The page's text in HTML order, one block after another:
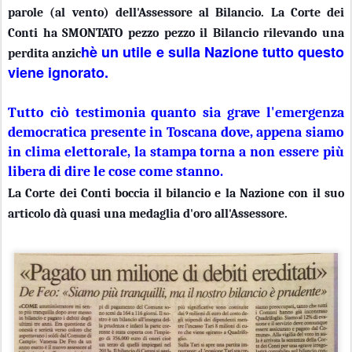
parole (al vento) dell'Assessore al Bilancio. La Corte dei
Conti ha SMONTATO pezzo pezzo il Bilancio rilevando una
perdita anzichè un utile e sulla Nazione tutto questo
viene ignorato.
Tutto ciò testimonia quanto sia grave l'emergenza
democratica presente in Toscana dove, appena siamo
in clima elettorale, la stampa torna a non essere più
libera di dire le cose come stanno.
La Corte dei Conti boccia il bilancio e la Nazione con il suo
articolo dà quasi una medaglia d'oro all'Assessore.